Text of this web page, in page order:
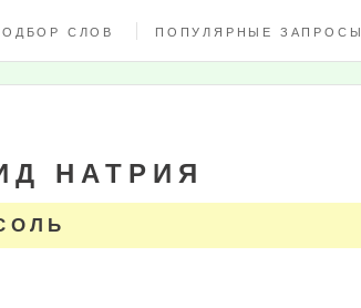
СЛОВ ПОПУЛЯРНЫЕ ЗАПРОСЫ
НАТРИЯ